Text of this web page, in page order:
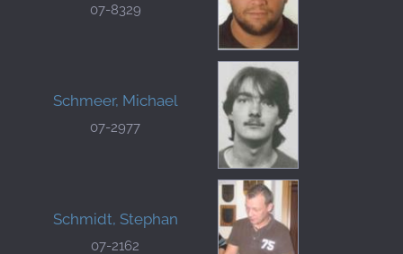
07-8329
Schmeer, Michael
07-2977
Schmidt, Stephan
07-2162